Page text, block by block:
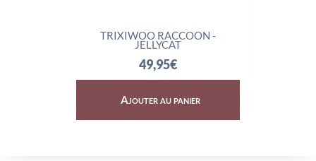
TRIXIWOO RACCOON -
JELLYCAT
49,95€
Ajouter au panier